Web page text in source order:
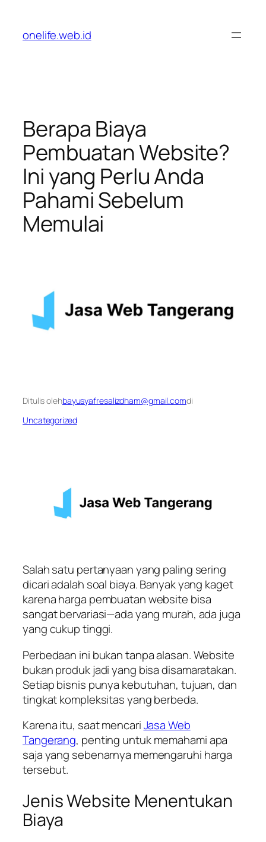
konten
onelife.web.id
Berapa Biaya
Pembuatan Website?
Ini yang Perlu Anda
Pahami Sebelum
Memulai
Ditulis olehbayusyafresalizdham@gmail.comdi
Uncategorized
Salah satu pertanyaan yang paling sering
dicari adalah soal biaya. Banyak yang kaget
karena harga pembuatan website bisa
sangat bervariasi—ada yang murah, ada juga
yang cukup tinggi.
Perbedaan ini bukan tanpa alasan. Website
bukan produk jadi yang bisa disamaratakan.
Setiap bisnis punya kebutuhan, tujuan, dan
tingkat kompleksitas yang berbeda.
Karena itu, saat mencariJasa Web
Tangerang, penting untuk memahami apa
saja yang sebenarnya memengaruhi harga
tersebut.
Jenis Website Menentukan
Biaya